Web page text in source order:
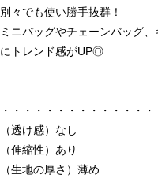
別々でも使い勝手抜群！
ミニバッグやチェーンバッグ
にトレンド感がUP◎
・・・・・・・・・・・・・・
（透け感）なし
（伸縮性）あり
（生地の厚さ）薄め